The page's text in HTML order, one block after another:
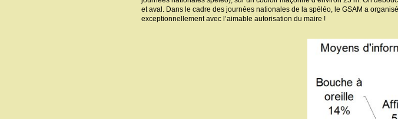
et aval. Dans le cadre des journées nationales de la spéléo, le GSAM a
exceptionnellement avec l’aimable autorisation du maire !